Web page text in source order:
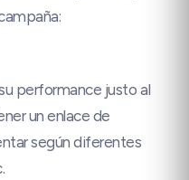
performance justo al
un enlace de
según diferentes